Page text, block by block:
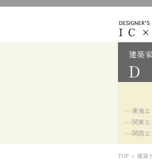
>>>東海
>>>関東
>>>関西
TOP ＞ 建築